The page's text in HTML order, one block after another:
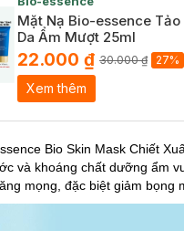
Mặt Nạ Bio-essence
Da Ẩm Mượt 25ml
22.000 ₫ 30.000 ₫ 27%
Xem thêm
Bio Skin Mask Chiết
và khoáng chất dưỡng ẩm
mọng, đặc biệt giảm bọng